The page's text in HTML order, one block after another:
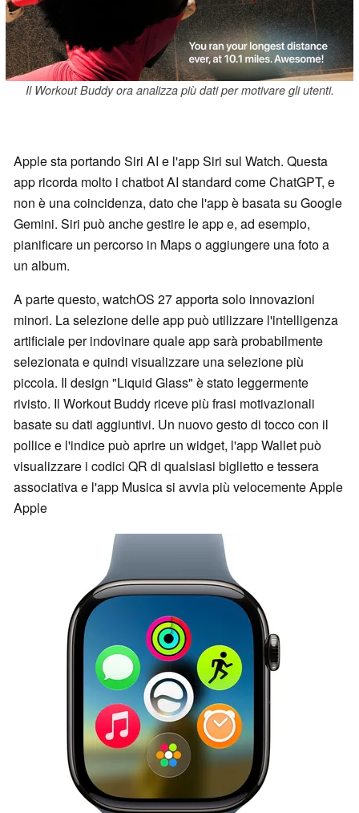
Il Workout Buddy ora analizza più dati per motivare gli utenti.
Apple sta portando Siri AI e l'app Siri sul Watch. Questa
app ricorda molto i chatbot AI standard come ChatGPT, e
non è una coincidenza, dato che l'app è basata su Google
Gemini. Siri può anche gestire le app e, ad esempio,
pianificare un percorso in Maps o aggiungere una foto a
un album.
A parte questo, watchOS 27 apporta solo innovazioni
minori. La selezione delle app può utilizzare l'intelligenza
artificiale per indovinare quale app sarà probabilmente
selezionata e quindi visualizzare una selezione più
piccola. Il design "Liquid Glass" è stato leggermente
rivisto. Il Workout Buddy riceve più frasi motivazionali
basate su dati aggiuntivi. Un nuovo gesto di tocco con il
pollice e l'indice può aprire un widget, l'app Wallet può
visualizzare i codici QR di qualsiasi biglietto e tessera
associativa e l'app Musica si avvia più velocemente Apple
Apple